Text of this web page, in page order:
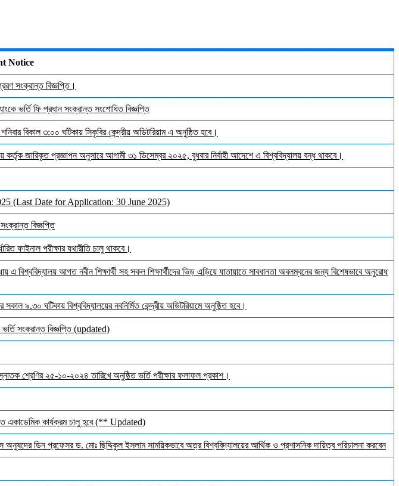
Notice
সংক্রান্ত বিজ্ঞপ্তি।
ভর্তি ফি প্রধান সংক্রান্ত সংশোধিত বিজ্ঞপ্তি
বিকাল ৩:০০ ঘটিকায় সিকৃবির কেন্দ্রীয় অডিটরিয়াম এ অনুষ্ঠিত হবে।
কর্তৃক জারিকৃত প্রজ্ঞাপন অনুসারে আগামী ৩১ ডিসেম্বর ২০২৫, বুধবার নির্বাহী আদেশে এ বিশ্ববিদ্যালয় বন্ধ থাকবে।
(Last Date for Application: 30 June 2025)
বিজ্ঞপ্তি
ফাইনাল পরীক্ষার যথারীতি চালু থাকবে।
আগত নবীন শিক্ষার্থী সহ সকল শিক্ষার্থীদের ভিড় এড়িয়ে যাতায়াতে সাবধানতা অবলম্বনের জন্য বিশেষভাবে অনুরোধ
৯.৩০ ঘটিকায় বিশ্ববিদ্যালয়ের নবনির্মিত কেন্দ্রীয় অডিটরিয়ামে অনুষ্ঠিত হবে।
ভর্তি সংক্রান্ত বিজ্ঞপ্তি (updated)
শ্রেণির ২৫-১০-২০২৪ তারিখে অনুষ্ঠিত ভর্তি পরীক্ষার ফলাফল প্রকাশ।
একাডেমিক কার্যক্রম চালু হবে (** Updated)
অনুষদের ডিন প্রফেসর ড. মোঃ ছিদ্দিকুল ইসলাম সাময়িকভাবে অত্র বিশ্ববিদ্যালয়ের আর্থিক ও প্রশাসনিক দায়িত্ব পরিচালনা করবেন